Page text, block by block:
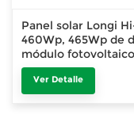
Panel solar Longi
460Wp, 465Wp de
módulo
355Wp, 360Wp,
Ver Detalle